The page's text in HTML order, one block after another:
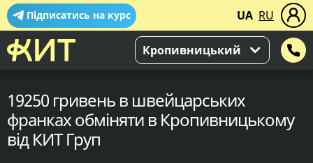
Підписатись на курс UA RU
Кропивницький
19250 гривень в швейцарських
франках обміняти в Кропивницькому
від КИТ Груп